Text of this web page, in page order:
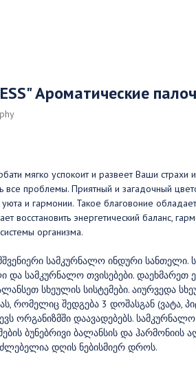
Ароматические
мягко успокоит и развеет Ваши страхи
все проблемы. Приятный и загадочный
и гармонии. Такое благовоние
восстановить энергетический баланс,
организма.
სამკურნალო ინდური სანთელი.
და სამკურნალო თვისებები. დაეხმარეთ
სხეულის სისტემები. აიურვედა
რომელიც შედგება 3 დოშასგან (ვატა,
ორგანიზმში დაავადებებს.
ბუნებრივი ბალანსის და ჰარმონიის
დღის ნებისმიერ დროს.